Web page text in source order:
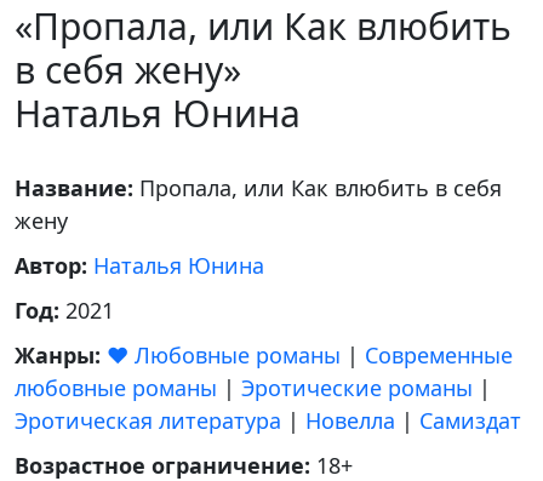
«Пропала, или Как влюбить
в себя жену»
Наталья Юнина
Название: Пропала, или Как влюбить в себя
жену
Автор: Наталья Юнина
Год: 2021
Жанры: ❤️ Любовные романы | Современные
любовные романы | Эротические романы |
Эротическая литература | Новелла | Самиздат
Возрастное ограничение: 18+